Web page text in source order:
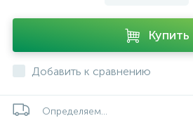
Купить
Добавить к сравнению
Определяем...